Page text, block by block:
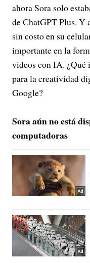
ahora Sora solo
de ChatGPT Plus. Y
sin costo en su
importante en la
videos con IA. ¿Qué
para la creatividad
Google?
Sora aún no está
computadoras